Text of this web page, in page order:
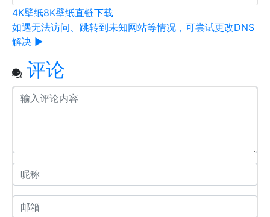
4K壁纸8K壁纸直链下载
如遇无法访问、跳转到未知网站等情况，可尝试更改DNS
解决 ▶
评论